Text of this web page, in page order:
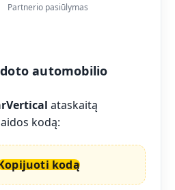
Partnerio pasiūlymas
automobilio
ataskaitą
kodą:
kodą